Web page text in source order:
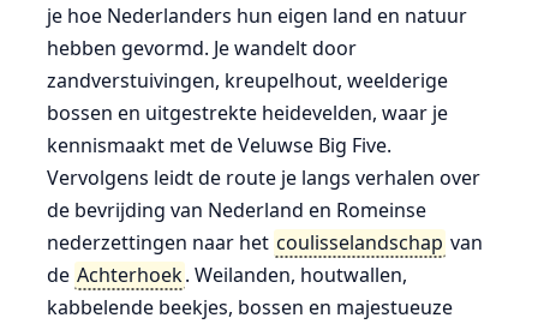
je hoe Nederlanders hun eigen land en natuur
hebben gevormd. Je wandelt door
zandverstuivingen, kreupelhout, weelderige
bossen en uitgestrekte heidevelden, waar je
kennismaakt met de Veluwse Big Five.
Vervolgens leidt de route je langs verhalen over
de bevrijding van Nederland en Romeinse
nederzettingen naar het coulisselandschap van
de Achterhoek. Weilanden, houtwallen,
kabbelende beekjes, bossen en majestueuze